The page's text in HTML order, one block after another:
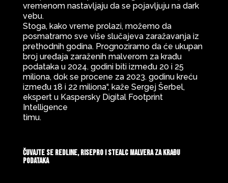
vremenom nastavljaju da se pojavljuju na dark
vebu.
Stoga, kako vreme prolazi, možemo da
posmatramo sve više slučajeva zaražavanja iz
prethodnih godina. Prognoziramo da će ukupan
broj uređaja zaraženih malverom za krađu
podataka u 2024. godini biti između 20 i 25
miliona, dok se procene za 2023. godinu kreću
između 18 i 22 miliona“, kaže Sergej Šerbel,
ekspert u Kaspersky Digital Footprint
Intelligence
timu.
Čuvajte se Redline, Risepro i Stealc malvera za krađu
podataka